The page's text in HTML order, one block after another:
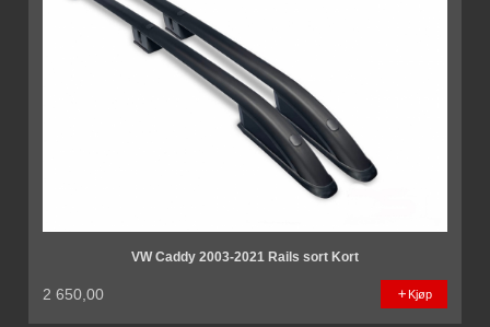
VW Caddy 2003-2021 Rails sort Kort
2 650,00 Kjøp